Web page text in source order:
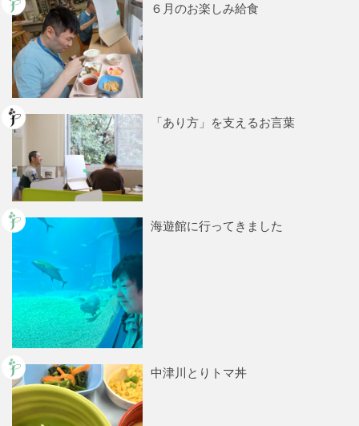
６月のお楽しみ給食
「あり方」を支えるお言葉
海遊館に行ってきました
中津川とりトマ丼